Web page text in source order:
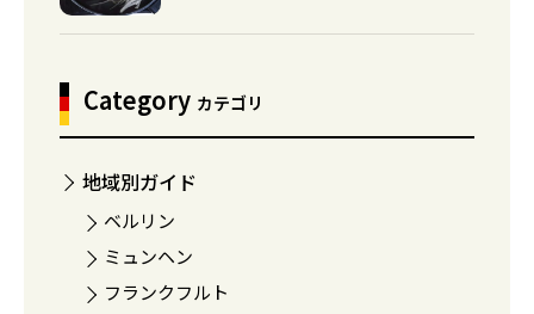
Category カテゴリ
地域別ガイド
ベルリン
ミュンヘン
フランクフルト